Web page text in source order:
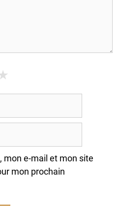
mon e-mail et mon site
mon prochain